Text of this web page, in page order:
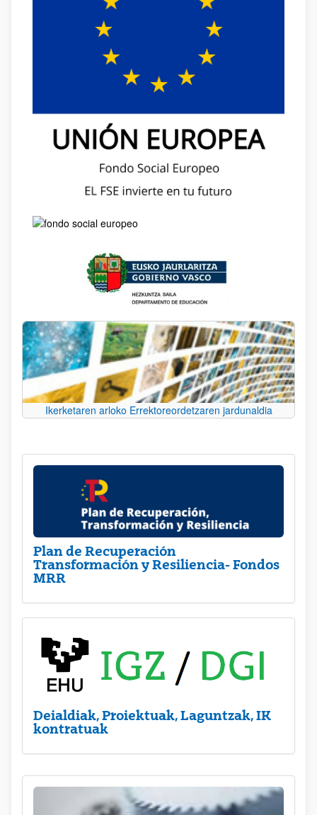
Ikerketaren arloko Errektoreordetzaren jardunaldia
Plan de Recuperación
Transformación y Resiliencia- Fondos
MRR
Deialdiak, Proiektuak, Laguntzak, IK
kontratuak